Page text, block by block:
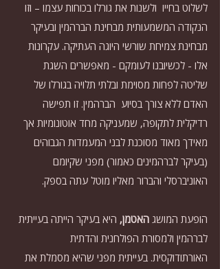
לשלוט בחייו  ולשנות את גורלו בכוחות עצמו – וזו
הנקודה המשמעותית מבחינת הברהמין ובעיקר
מבחינת צמיחת שורשי היוגה העתיקה. עקרונות
אלו - לכשיובנו לעומקם - מאפשרים השגת
שליטה לפחות מסוימת ובלתי תלויה בגורלו של
האדם ללא צורך בסיוע  הברהמין. זו תפישה
רדיקלית לתקופה, שמעניקה מחד אוטונומיות אך
מאידך מאוד מסוכנת לבני המעמדות הגבוהים
(בעיקר לברהמינים כאמור) מפני שקיומם
האוניברסלי והברור מאליו מוטל עתה בספק.
הופעת המושג האטמן, היא בעיקר הייתה בעייתית
לברהמין ולמסורת הפולחנית והדתית
האורתודוקסית. בעייתית מפני שהיא מסמלת את